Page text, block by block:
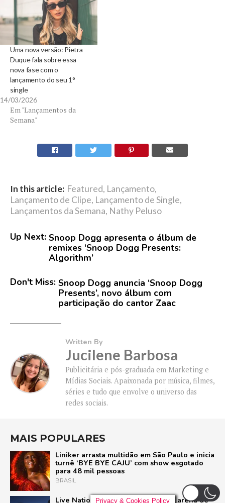
Uma nova versão: Pietra
Duque fala sobre essa
nova fase com o
lançamento do seu 1°
single
14/03/2026
Em "Lançamentos da
Semana"
In this article: Featured, Lançamento,
Lançamento de Clipe, Lançamento de Single,
Lançamentos da Semana, Nathy Peluso
Up Next: Snoop Dogg apresenta o álbum de
remixes ‘Snoop Dogg Presents:
Algorithm’
Don't Miss: Snoop Dogg anuncia ‘Snoop Dogg
Presents’, novo álbum com
participação do cantor Zaac
Written By
Jucilene Barbosa
Publicitária e pós-graduada em Marketing e
Mídias Sociais. Apaixonada por música, filmes,
séries e tudo que envolve o universo das
redes sociais.
MAIS POPULARES
Liniker arrasta multidão em São Paulo e inicia
turnê ‘BYE BYE CAJU’ com show esgotado
para 48 mil pessoas
BRASIL
Live Nation anuncia construção de arena de
Privacy & Cookies Policy